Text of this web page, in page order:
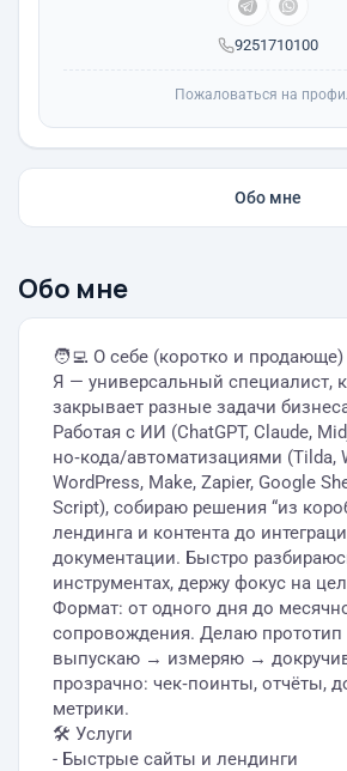
9251710100
Пожаловаться на
Обо мне
Обо мне
🧑‍💻 О себе (коротко и продающе)
Я — универсальный специалист,
закрывает разные задачи
Работая с ИИ (ChatGPT, Claude,
но‑кода/автоматизациями (Tilda,
WordPress, Make, Zapier, Google
Script), собираю решения “из
лендинга и контента до
документации. Быстро
инструментах, держу фокус на
Формат: от одного дня до
сопровождения. Делаю
выпускаю → измеряю →
прозрачно: чек‑поинты, отчёты,
метрики.
🛠 Услуги
- Быстрые сайты и лендинги